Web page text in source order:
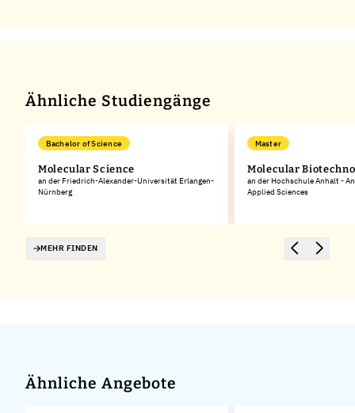
Ähnliche Studiengänge
Bachelor of Science
Molecular Science
an der Friedrich-Alexander-Universität Erlangen-
Nürnberg
Master
Molecular
an der Hochschule Anhalt -
Applied Sciences
MEHR FINDEN
Ähnliche Angebote